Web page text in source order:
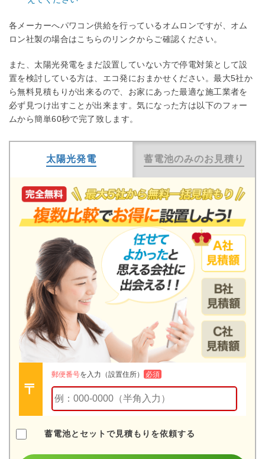
各メーカーへパワコン供給を行っているオムロンですが、オム
ロン社製の場合はこちらのリンクからご確認ください。
また、太陽光発電をまだ設置していない方で停電対策として設
置を検討している方は、エコ発におまかせください。最大5社か
ら無料見積もりが出来るので、お家にあった最適な施工業者を
必ず見つけ出すことが出来ます。気になった方は以下のフォー
ムから簡単60秒で完了致します。
太陽光発電 蓄電池のみのお見積り
郵便番号を入力（設置住所） 必須
蓄電池とセットで見積もりを依頼する